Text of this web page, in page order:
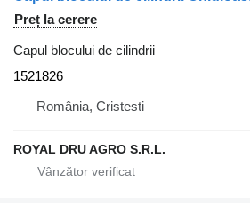
Preț la cerere
Capul blocului de cilindrii
1521826
România, Cristesti
ROYAL DRU AGRO S.R.L.